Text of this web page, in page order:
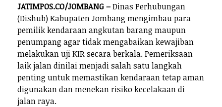
JATIMPOS.CO/JOMBANG –Dinas Perhubungan
(Dishub) Kabupaten Jombang mengimbau para
pemilik kendaraan angkutan barang maupun
penumpang agar tidak mengabaikan kewajiban
melakukan uji KIR secara berkala. Pemeriksaan
laik jalan dinilai menjadi salah satu langkah
penting untuk memastikan kendaraan tetap aman
digunakan dan menekan risiko kecelakaan di
jalan raya.